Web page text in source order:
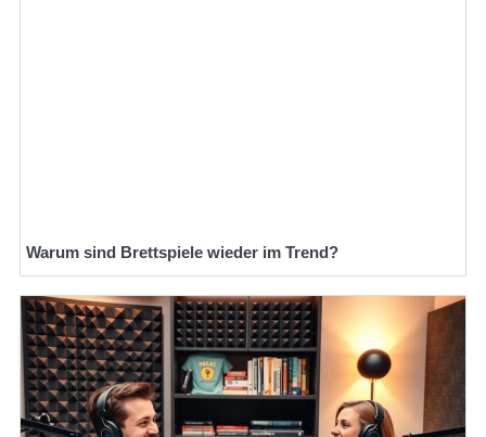
Warum sind Brettspiele wieder im Trend?